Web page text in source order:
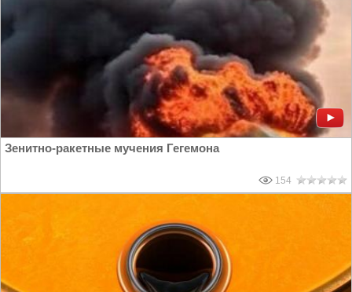
Зенитно-ракетные мучения Гегемона
154